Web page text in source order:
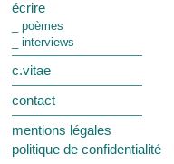
écrire
_ poèmes
_ interviews
c.vitae
contact
mentions légales
politique de confidentialité